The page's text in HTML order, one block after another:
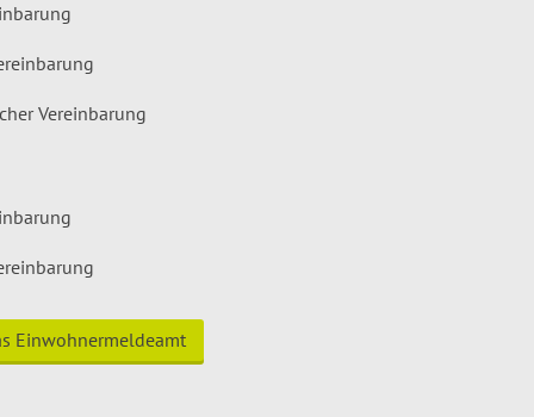
Vereinbarung
Einwohnermeldeamt